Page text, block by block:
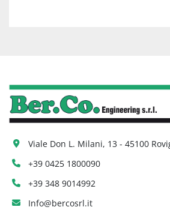
Viale Don L. Milani, 13 - 45100
+39 0425 1800090
+39 348 9014992
Info@bercosrl.it